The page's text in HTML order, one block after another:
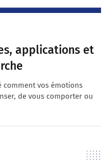
applications et
comment vos émotions
de vous comporter ou